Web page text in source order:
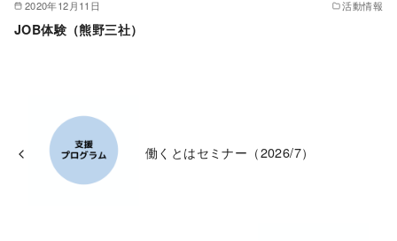
2020年12月11日 活動情報
JOB体験（熊野三社）
働くとはセミナー（2026/7）